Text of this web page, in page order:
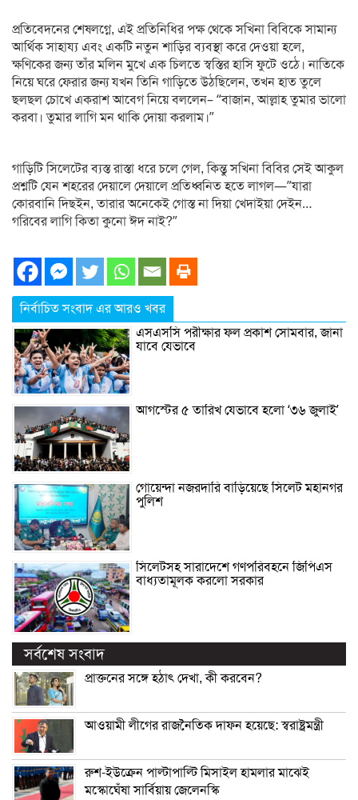
প্রতিবেদনের শেষলগ্নে, এই প্রতিনিধির পক্ষ থেকে সখিনা বিবিকে সামান্য
আর্থিক সাহায্য এবং একটি নতুন শাড়ির ব্যবস্থা করে দেওয়া হলে,
ক্ষণিকের জন্য তাঁর মলিন মুখে এক চিলতে স্বস্তির হাসি ফুটে ওঠে। নাতিকে
নিয়ে ঘরে ফেরার জন্য যখন তিনি গাড়িতে উঠছিলেন, তখন হাত তুলে
ছলছল চোখে একরাশ আবেগ নিয়ে বললেন– “বাজান, আল্লাহ তুমার ভালো
করবা। তুমার লাগি মন থাকি দোয়া করলাম।”
গাড়িটি সিলেটের ব্যস্ত রাস্তা ধরে চলে গেল, কিন্তু সখিনা বিবির সেই আকুল
প্রশ্নটি যেন শহরের দেয়ালে দেয়ালে প্রতিধ্বনিত হতে লাগল—”যারা
কোরবানি দিছইন, তারার অনেকেই গোস্ত না দিয়া খেদাইয়া দেইন…
গরিবের লাগি কিতা কুনো ঈদ নাই?”
নির্বাচিত সংবাদ এর আরও খবর
এসএসসি পরীক্ষার ফল প্রকাশ সোমবার, জানা
যাবে যেভাবে
আগস্টের ৫ তারিখ যেভাবে হলো ‘৩৬ জুলাই’
গোয়েন্দা নজরদারি বাড়িয়েছে সিলেট মহানগর
পুলিশ
সিলেটসহ সারাদেশে গণপরিবহনে জিপিএস
বাধ্যতামূলক করলো সরকার
সর্বশেষ সংবাদ
প্রাক্তনের সঙ্গে হঠাৎ দেখা, কী করবেন?
আওয়ামী লীগের রাজনৈতিক দাফন হয়েছে: স্বরাষ্ট্রমন্ত্রী
রুশ-ইউক্রেন পাল্টাপাল্টি মিসাইল হামলার মাঝেই
মস্কোঘেঁষা সার্বিয়ায় জেলেনস্কি